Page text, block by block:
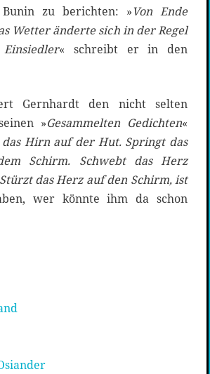
zu berichten: »Von Ende
Wetter änderte sich in der Regel
« schreibt er in den
Gernhardt den nicht selten
»Gesammelten Gedichten«
Hirn auf der Hut. Springt das
Schirm. Schwebt das Herz
das Herz auf den Schirm, ist
wer könnte ihm da schon